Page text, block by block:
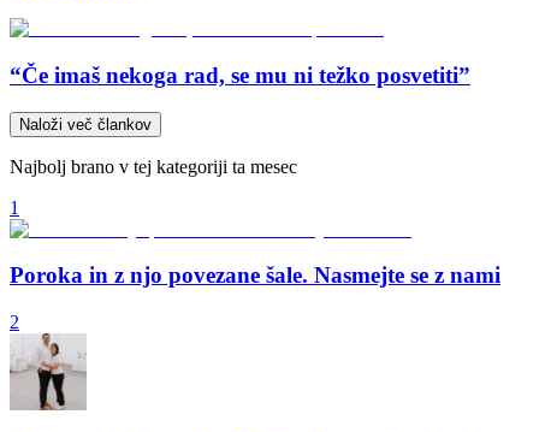
“Če imaš nekoga rad, se mu ni težko posvetiti”
Naloži več člankov
Najbolj brano v tej kategoriji ta mesec
1
Poroka in z njo povezane šale. Nasmejte se z nami
2